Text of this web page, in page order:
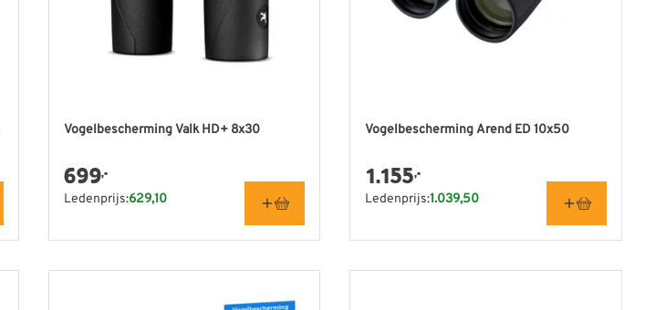
Vogelbescherming Valk HD+ 8x30
699,-
Ledenprijs:629,10
Vogelbescherming Arend ED 10x50
1.155,-
Ledenprijs:1.039,50